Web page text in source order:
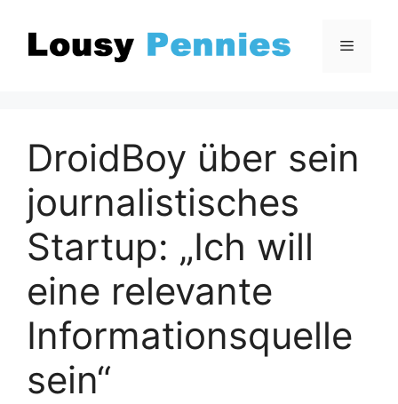
Inhalt
springen
Menü
DroidBoy über sein
journalistisches
Startup: „Ich will
eine relevante
Informationsquelle
sein“